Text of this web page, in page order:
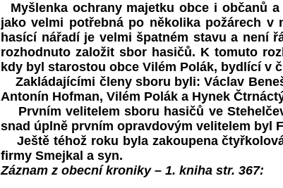
Myšlenka ochrany majetku obce i občanů
jako velmi potřebná po několika požárech
hasící nářadí je velmi špatném stavu a není
rozhodnuto založit sbor hasičů. K tomuto
kdy byl starostou obce Vilém Polák, bydlící v
Zakládajícími členy sboru byli: Václav
Antonín Hofman, Vilém Polák a Hynek
Prvním velitelem sboru hasičů ve
snad úplně prvním opravdovým velitelem byl
Ještě téhož roku byla zakoupena
firmy Smejkal a syn.
Záznam z obecní kroniky – 1. kniha str. 367: